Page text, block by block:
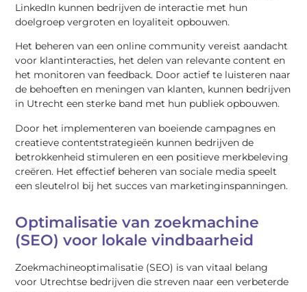
LinkedIn kunnen bedrijven de interactie met hun
doelgroep vergroten en loyaliteit opbouwen.
Het beheren van een online community vereist aandacht
voor klantinteracties, het delen van relevante content en
het monitoren van feedback. Door actief te luisteren naar
de behoeften en meningen van klanten, kunnen bedrijven
in Utrecht een sterke band met hun publiek opbouwen.
Door het implementeren van boeiende campagnes en
creatieve contentstrategieën kunnen bedrijven de
betrokkenheid stimuleren en een positieve merkbeleving
creëren. Het effectief beheren van sociale media speelt
een sleutelrol bij het succes van marketinginspanningen.
Optimalisatie van zoekmachine
(SEO) voor lokale vindbaarheid
Zoekmachineoptimalisatie (SEO) is van vitaal belang
voor Utrechtse bedrijven die streven naar een verbeterde